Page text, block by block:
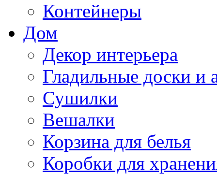
Контейнеры
Дом
Декор интерьера
Гладильные доски и
Сушилки
Вешалки
Корзина для белья
Коробки для